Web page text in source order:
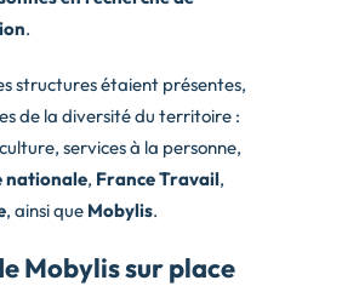
.
structures étaient présentes,
de la diversité du territoire :
services à la personne,
nationale, France Travail,
, ainsi que Mobylis.
Mobylis sur place